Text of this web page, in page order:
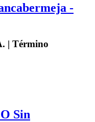
-
| Término
Sin